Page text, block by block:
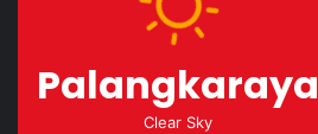
Palangkaraya
Clear Sky